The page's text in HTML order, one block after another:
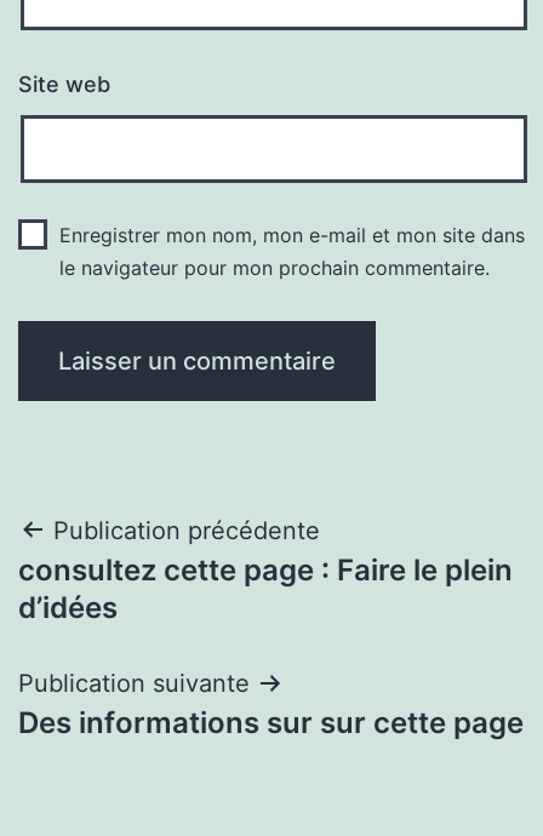
Site web
Enregistrer mon nom, mon e-mail et mon site dans
le navigateur pour mon prochain commentaire.
Navigation
de
Publication précédente
consultez cette page : Faire le plein
d’idées
Publication suivante
Des informations sur sur cette page